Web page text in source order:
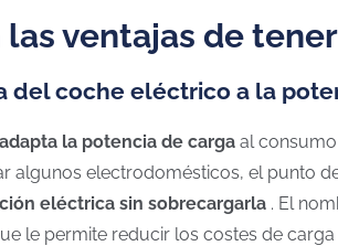
las ventajas de
del coche eléctrico a la
adapta la potencia de carga al
algunos electrodomésticos, el punto
eléctrica sin sobrecargarla . El
le permite reducir los costes de carga